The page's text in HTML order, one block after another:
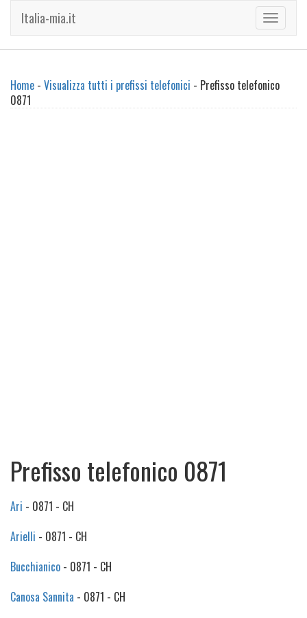
Toggle
Italia-mia.it
Home - Visualizza tutti i prefissi telefonici - Prefisso telefonico
0871
Prefisso telefonico 0871
Ari - 0871 - CH
Arielli - 0871 - CH
Bucchianico - 0871 - CH
Canosa Sannita - 0871 - CH